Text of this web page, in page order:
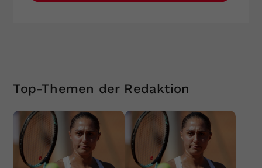
Top-Themen der Redaktion